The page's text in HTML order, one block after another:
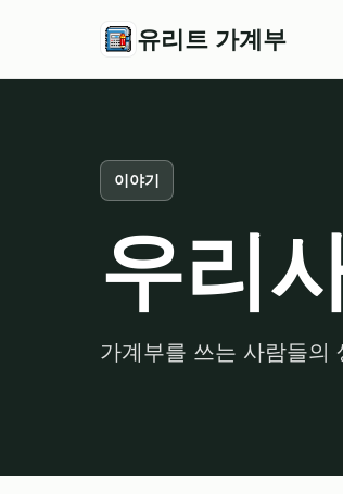
유리트 가계부
이야기
우리
가계부를 쓰는 사람들의